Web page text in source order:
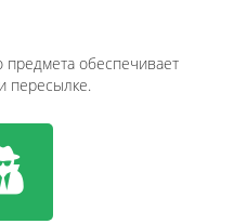
предмета обеспечивает
пересылке.